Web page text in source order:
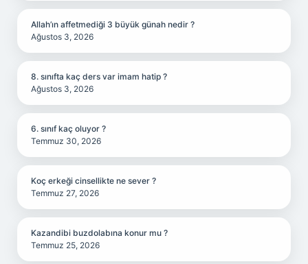
Allah’ın affetmediği 3 büyük günah nedir ?
Ağustos 3, 2026
8. sınıfta kaç ders var imam hatip ?
Ağustos 3, 2026
6. sınıf kaç oluyor ?
Temmuz 30, 2026
Koç erkeği cinsellikte ne sever ?
Temmuz 27, 2026
Kazandibi buzdolabına konur mu ?
Temmuz 25, 2026